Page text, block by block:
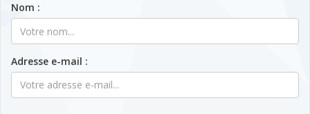
Nom :
Adresse e-mail :